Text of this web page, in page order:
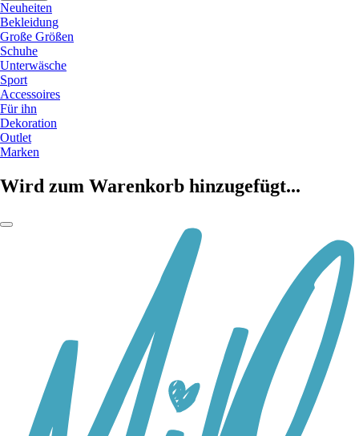
Neuheiten
Bekleidung
Große Größen
Schuhe
Unterwäsche
Sport
Accessoires
Für ihn
Dekoration
Outlet
Marken
Wird zum Warenkorb hinzugefügt...